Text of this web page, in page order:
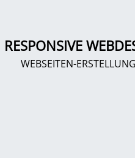
RESPONSIVE
WEBSEITEN-